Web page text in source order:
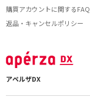
購買アカウントに関するFAQ
返品・キャンセルポリシー
アペルザDX